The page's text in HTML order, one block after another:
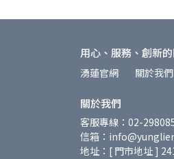
用心、服務、創新
湧蓮官網 關於我們
關於我們
客服專線：02-
信箱：
地址：[ 門市地址 ]